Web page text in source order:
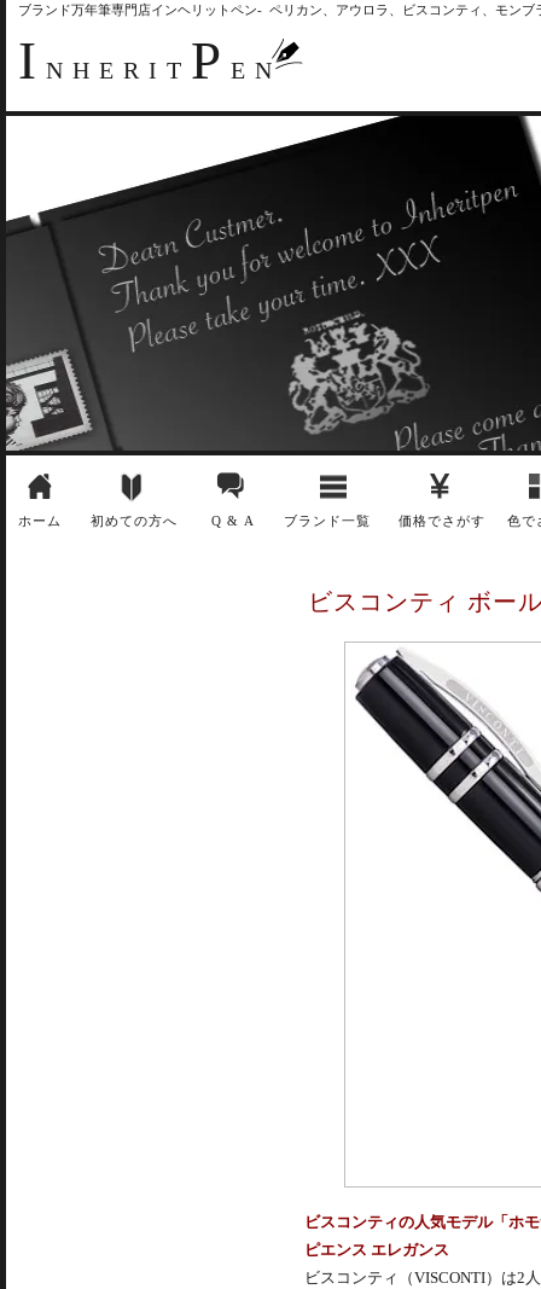
ブランド万年筆専門店インヘリットペン- ペリカン、アウロラ、ビスコンティ、モン
I NHERIT P EN
ホーム 初めての方へ Q & A ブランド一覧 価格でさがす 色で
ビスコンティ ボー
ビスコンティの人気モデル「ホ
ピエンス エレガンス
ビスコンティ（VISCONTI）は2